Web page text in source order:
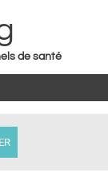
de santé